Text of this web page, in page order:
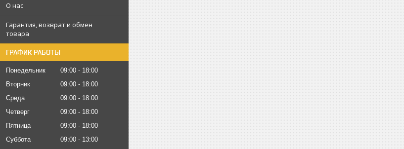
О нас
Гарантия, возврат и обмен
товара
ГРАФИК РАБОТЫ
Понедельник 09:00
18:00
Вторник
09:00
18:00
Среда
09:00
18:00
Четверг
09:00
18:00
Пятница
09:00
18:00
Суббота
09:00
13:00